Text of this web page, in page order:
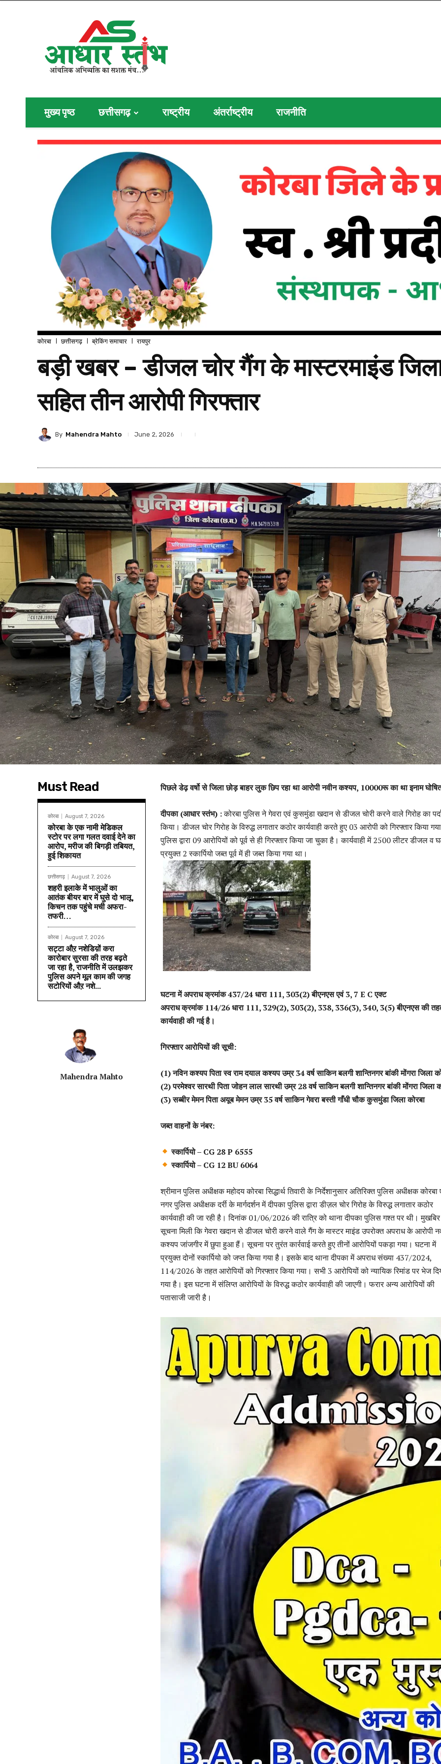
मुख्य पृष्ठ छत्तीसगढ़ राष्ट्रीय अंतर्राष्ट्रीय राजनीति
कोरबा छत्तीसगढ़ ब्रेकिंग समाचार रायपुर
बड़ी खबर – डीजल चोर गैंग के मास्टरमाइंड
सहित तीन आरोपी गिरफ्तार
By Mahendra Mahto June 2, 2026
Must Read
कोरबा August 7, 2026
कोरबा के एक नामी मेडिकल
स्टोर पर लगा गलत दवाई देने का
आरोप, मरीज की बिगड़ी तबियत,
हुई शिकायत
छत्तीसगढ़ August 7, 2026
शहरी इलाके में भालुओं का
आतंक बीयर बार में घुसे दो भालू,
किचन तक पहुंचे मची अफरा-
तफरी…
कोरबा August 7, 2026
सट्टा औऱ नशेडिय़ों करा
कारोबार सुरसा की तरह बढ़ते
जा रहा है, राजनीति में उलझकर
पुलिस अपने मूल काम की जगह
सटोरियों औऱ नशे...
Mahendra Mahto
पिछले डेढ़ वर्षो से जिला छोड़ बाहर लुक छिप रहा था आरोपी नवीन कश्यप, 10000रू का था इनाम
दीपका (आधार स्तंभ) :कोरबा पुलिस ने गेवरा एवं कुसमुंडा खदान से डीजल चोरी करने वाले गिरोह का
किया। डीजल चोर गिरोह के विरुद्ध लगातार कठोर कार्यवाही करते हुए 03 आरोपी को गिरफ्तार किया
पुलिस द्वारा 09 आरोपियों को पूर्व से ही गिरफ्तार किया जा चुका है। कार्यवाही में 2500 लीटर डीजल व
प्रयुक्त 2 स्कार्पियो जब्त पूर्व में ही जब्त किया गया था।
घटना में अपराध क्रमांक 437/24 धारा 111, 303(2) बीएनएस एवं 3, 7 E C एक्ट
अपराध क्रमांक 114/26 धारा 111, 329(2), 303(2), 338, 336(3), 340, 3(5) बीएनएस की
कार्यवाही की गई है।
गिरफ्तार आरोपियों की सूची:
(1) नविन कश्यप पिता स्व राम दयाल कश्यप उम्र 34 वर्ष साकिन बलगी शान्तिनगर बांकी मोंगरा जिला
(2) परमेश्वर सारथी पिता जोहन लाल सारथी उम्र 28 वर्ष साकिन बलगी शान्तिनगर बांकी मोंगरा जिला
(3) सब्बीर मेमन पिता अयूब मेमन उम्र 35 वर्ष साकिन गेवरा बस्ती गाँधी चौक कुसमुंडा जिला कोरबा
जब्त वाहनों के नंबर:
स्कार्पियो – CG 28 P 6555
स्कार्पियो – CG 12 BU 6064
श्रीमान पुलिस अधीक्षक महोदय कोरबा सिद्धार्थ तिवारी के निर्देशानुसार अतिरिक्त पुलिस अधीक्षक कोरबा
नगर पुलिस अधीक्षक दर्री के मार्गदर्शन में दीपका पुलिस द्वारा डीज़ल चोर गिरोह के विरुद्ध लगातार कठोर
कार्यवाही की जा रही है। दिनांक 01/06/2026 की रात्रि को थाना दीपका पुलिस गश्त पर थी।
सूचना मिली कि गेवरा खदान से डीजल चोरी करने वाले गैंग के मास्टर माइंड उपरोक्त अपराध के आरोपी
कश्यप जांजगीर में छुपा हुआ हैं। सूचना पर तुरंत कार्रवाई करते हुए तीनों आरोपियों पकड़ा गया। घटना में
प्रयुक्त दोनों स्कार्पियो को जप्त किया गया है। इसके बाद थाना दीपका में अपराध संख्या 437/2024,
114/2026 के तहत आरोपियों को गिरफ्तार किया गया। सभी 3 आरोपियों को न्यायिक रिमांड पर भेज
गया है। इस घटना में संलिप्त आरोपियों के विरुद्ध कठोर कार्यवाही की जाएगी। फरार अन्य आरोपियों की
पतासाजी जारी है।